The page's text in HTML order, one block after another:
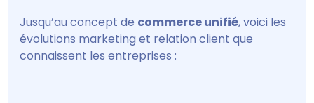
Jusqu’au concept de commerce unifié, voici les
évolutions marketing et relation client que
connaissent les entreprises :